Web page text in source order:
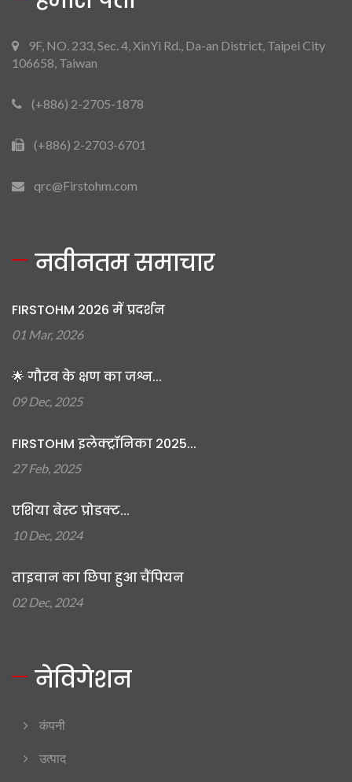
9F, NO. 233, Sec. 4, XinYi Rd., Da-an District, Taipei City
106658, Taiwan
(+886) 2-2705-1878
(+886) 2-2703-6701
qrc@Firstohm.com
नवीनतम समाचार
FIRSTOHM 2026 में प्रदर्शन
01 Mar, 2026
🌟 गौरव के क्षण का जश्न...
09 Dec, 2025
FIRSTOHM इलेक्ट्रॉनिका 2025...
27 Feb, 2025
एशिया बेस्ट प्रोडक्ट...
10 Dec, 2024
ताइवान का छिपा हुआ चैंपियन
02 Dec, 2024
नेविगेशन
कंपनी
उत्पाद